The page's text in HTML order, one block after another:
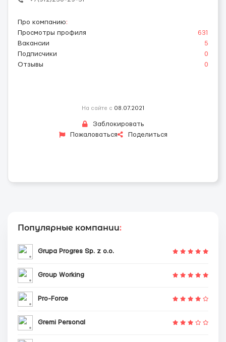
Про компанию:
Просмотры профиля
631
Вакансии
5
Подписчики
0
Отзывы
0
На сайте с 08.07.2021
Заблокировать
Пожаловаться
Поделиться
Популярные компании:
Grupa Progres Sp. z o.o.
Group Working
Pro-Force
Gremi Personal